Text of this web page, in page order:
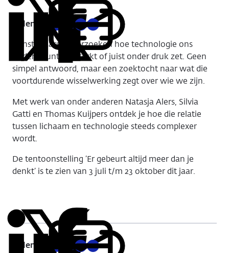
Delen:
Deel
LinkedIn
Deel
via
X
Deel
Facebook
Deel
via
E-
mail
Kopieer
deze
URL
Kunstenaars onderzoeken hoe technologie ons
ondersteunt, versterkt of juist onder druk zet. Geen
simpel antwoord, maar een zoektocht naar wat die
voortdurende wisselwerking zegt over wie we zijn.
Met werk van onder anderen Natasja Alers, Silvia
Gatti en Thomas Kuijpers ontdek je hoe die relatie
tussen lichaam en technologie steeds complexer
wordt.
De tentoonstelling ‘Er gebeurt altijd meer dan je
denkt’ is te zien van 3 juli t/m 23 oktober dit jaar.
Delen:
Kopieer